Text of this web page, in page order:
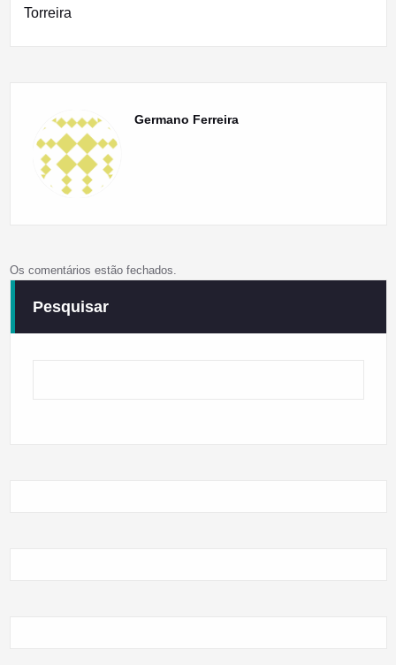
Torreira
Germano Ferreira
Os comentários estão fechados.
Pesquisar